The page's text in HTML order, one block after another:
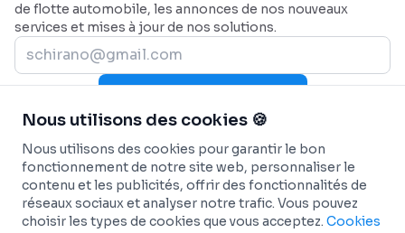
de flotte automobile, les annonces de nos nouveaux
services et mises à jour de nos solutions.
PLAN DU SITE
Page d'accueil
Secteurs
Pourquoi Dadycar
Tarification
AIDE
Nous contacter
SECTEURS
Service et maintenance
Santé et services d’urgence
Flottes commerciales
FONCTIONNALITÉS
Tableau de bord personnalisé
Suivi télématique en temps réel
SOLUTIONS
Géolocalisation et suivi de flotte
INTÉGRATIONS
Nous utilisons des cookies 🍪
Nous utilisons des cookies pour garantir le bon
fonctionnement de notre site web, personnaliser le
contenu et les publicités, offrir des fonctionnalités de
réseaux sociaux et analyser notre trafic. Vous pouvez
choisir les types de cookies que vous acceptez. Cookies